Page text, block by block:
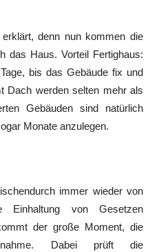
denn nun kommen die
das Haus. Vorteil Fertighaus:
bis das Gebäude fix und
Dach werden selten mehr als
Gebäuden sind natürlich
Monate anzulegen.
immer wieder von
Einhaltung von Gesetzen
der große Moment, die
Dabei prüft die